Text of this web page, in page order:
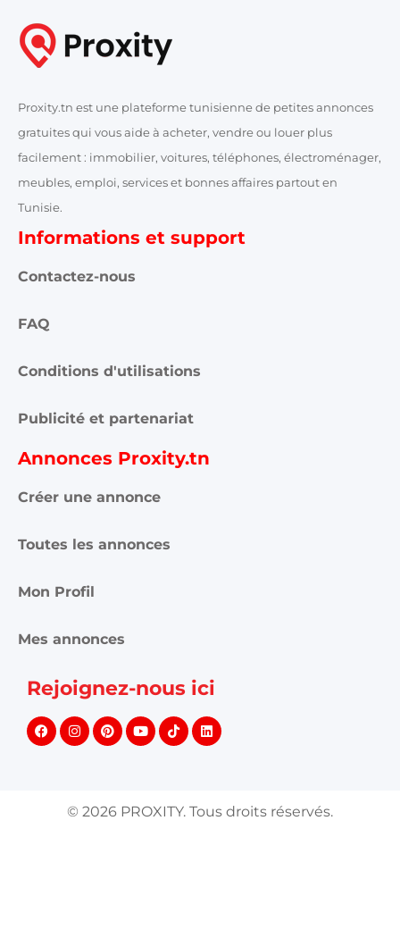
Proxity.tn est une plateforme tunisienne de petites annonces
gratuites qui vous aide à acheter, vendre ou louer plus
facilement : immobilier, voitures, téléphones, électroménager,
meubles, emploi, services et bonnes affaires partout en
Tunisie.
Informations et support
Contactez-nous
FAQ
Conditions d'utilisations
Publicité et partenariat
Annonces Proxity.tn
Créer une annonce
Toutes les annonces
Mon Profil
Mes annonces
Rejoignez-nous ici
© 2026 PROXITY. Tous droits réservés.